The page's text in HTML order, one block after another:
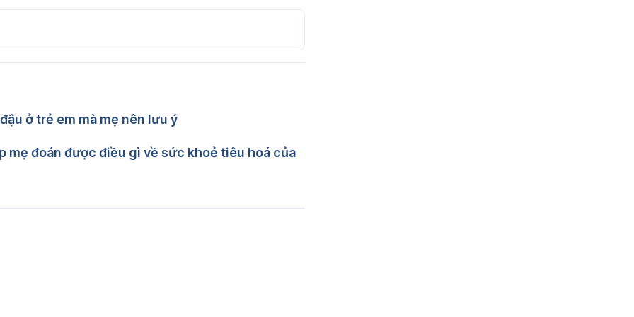
health-benefits-of-potato-
articles/nutritional-benefits-of-sweet-potatoes-
truy cập 7/2/2018
Thường Hanh
ở trẻ em mà mẹ nên lưu ý
mẹ đoán được điều gì về sức khoẻ tiêu hoá của